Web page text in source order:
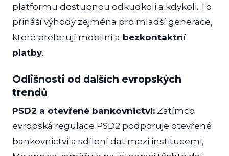
platformu dostupnou odkudkoli a kdykoli. To
přináší výhody zejména pro mladší generace,
které preferují mobilní a bezkontaktní
platby.
Odlišnosti od dalších evropských
trendů
PSD2 a otevřené bankovnictví: Zatímco
evropská regulace PSD2 podporuje otevřené
bankovnictví a sdílení dat mezi institucemi,